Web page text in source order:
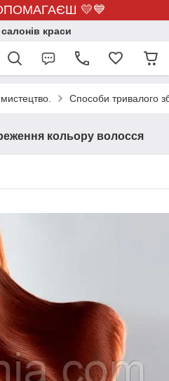
💛💙
краси
Способи тривалого
кольору волосся